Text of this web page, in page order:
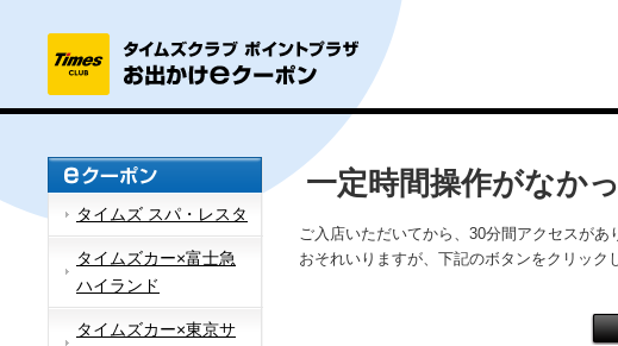
タイムズ スパ・レスタ
タイムズカー×富士急
ハイランド
タイムズカー×東京サ
一定時間操作がなか
ご入店いただいてから、30分間アクセスがあ
おそれいりますが、下記のボタンをクリック